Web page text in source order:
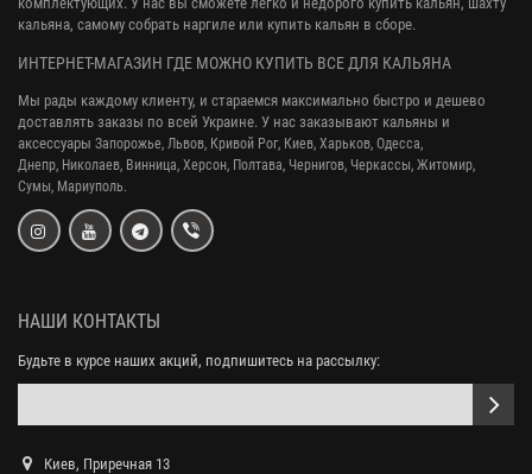
кальяна, самому собрать наргиле или купить кальян в сборе.
ИНТЕРНЕТ-МАГАЗИН ГДЕ МОЖНО КУПИТЬ ВСЕ ДЛЯ КАЛЬЯНА
Мы рады каждому клиенту, и стараемся максимально быстро и дешево
доставлять заказы по всей Украине. У нас заказывают кальяны и
аксессуары Запорожье, Львов, Кривой Рог, Киев, Харьков, Одесса,
Днепр, Николаев, Винница, Херсон, Полтава, Чернигов, Черкассы, Житомир,
Сумы, Мариуполь.
НАШИ КОНТАКТЫ
Будьте в курсе наших акций, подпишитесь на рассылку:
Киев, Приречная 13